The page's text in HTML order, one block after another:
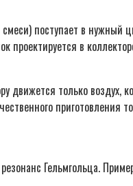
поступает в нужный
проектируется в
движется только воздух,
приготовления
Гельмгольца.